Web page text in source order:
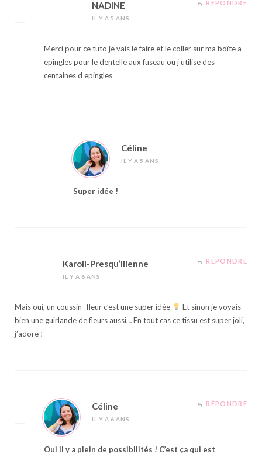
NADINE
IL Y A 5 ANS
RÉPONDRE
Merci pour ce tuto je vais le faire et le coller sur ma boîte a
epingles pour le dentelle aux fuseau ou j utilise des
centaines d epingles
Céline
IL Y A 5 ANS
Super idée !
Karoll-Presqu’ilienne
IL Y A 6 ANS
RÉPONDRE
Mais oui, un coussin -fleur c’est une super idée
Et sinon je voyais
bien une guirlande de fleurs aussi… En tout cas ce tissu est super joli,
j’adore !
Céline
IL Y A 6 ANS
RÉPONDRE
Oui il y a plein de possibilités ! C’est ça qui est